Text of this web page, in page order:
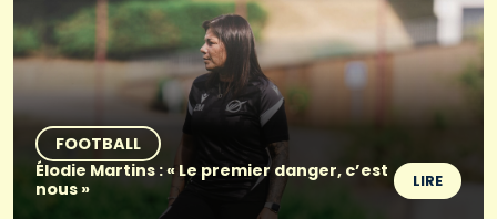
FOOTBALL
Élodie Martins : « Le premier danger, c’est
nous »
LIRE